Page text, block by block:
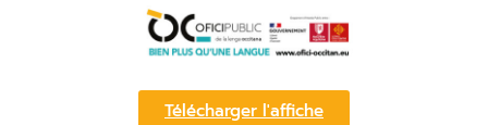
Télécharger l'affiche